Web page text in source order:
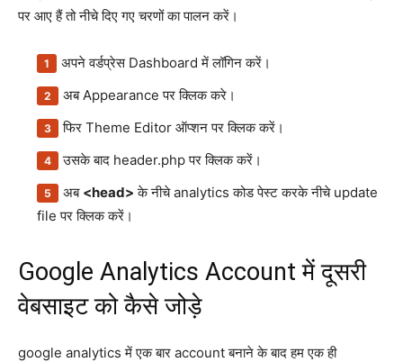
पर आए हैं तो नीचे दिए गए चरणों का पालन करें।
अपने वर्डप्रेस Dashboard में लॉगिन करें।
अब Appearance पर क्लिक करे।
फिर Theme Editor ऑप्शन पर क्लिक करें।
उसके बाद header.php पर क्लिक करें।
अब <head> के नीचे analytics कोड पेस्ट करके नीचे update
file पर क्लिक करें।
Google Analytics Account में दूसरी
वेबसाइट को कैसे जोड़े
google analytics में एक बार account बनाने के बाद हम एक ही